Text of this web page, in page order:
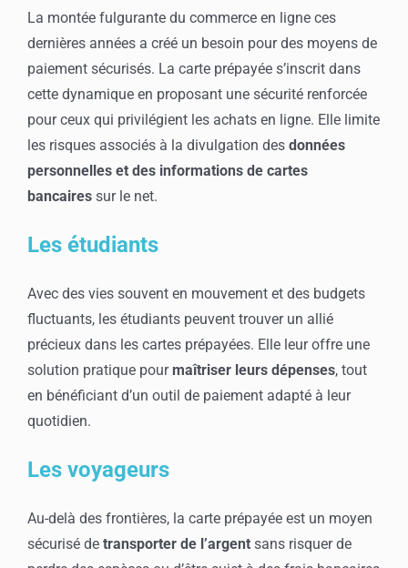
La montée fulgurante du commerce en ligne ces
dernières années a créé un besoin pour des moyens de
paiement sécurisés. La carte prépayée s’inscrit dans
cette dynamique en proposant une sécurité renforcée
pour ceux qui privilégient les achats en ligne. Elle limite
les risques associés à la divulgation des données
personnelles et des informations de cartes
bancaires sur le net.
Les étudiants
Avec des vies souvent en mouvement et des budgets
fluctuants, les étudiants peuvent trouver un allié
précieux dans les cartes prépayées. Elle leur offre une
solution pratique pour maîtriser leurs dépenses, tout
en bénéficiant d’un outil de paiement adapté à leur
quotidien.
Les voyageurs
Au-delà des frontières, la carte prépayée est un moyen
sécurisé de transporter de l’argent sans risquer de